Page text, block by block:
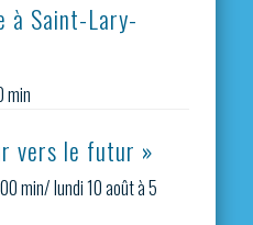
à Saint-Lary-
min
vers le futur »
min/lundi 10 août à 5